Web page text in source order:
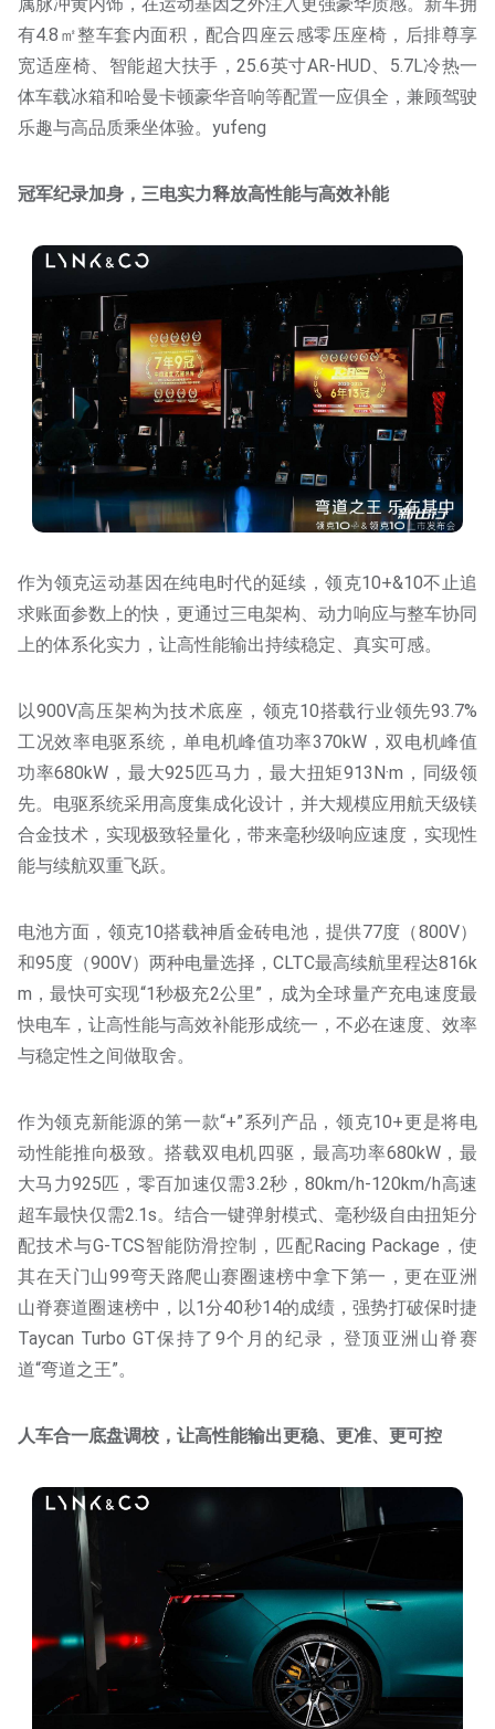
属脉冲黄内饰，在运动基因之外注入更强豪华质感。新车拥
有4.8㎡整车套内面积，配合四座云感零压座椅，后排尊享
宽适座椅、智能超大扶手，25.6英寸AR-HUD、5.7L冷热一
体车载冰箱和哈曼卡顿豪华音响等配置一应俱全，兼顾驾驶
乐趣与高品质乘坐体验。yufeng
冠军纪录加身，三电实力释放高性能与高效补能
作为领克运动基因在纯电时代的延续，领克10+&10不止追
求账面参数上的快，更通过三电架构、动力响应与整车协同
上的体系化实力，让高性能输出持续稳定、真实可感。
以900V高压架构为技术底座，领克10搭载行业领先93.7%
工况效率电驱系统，单电机峰值功率370kW，双电机峰值
功率680kW，最大925匹马力，最大扭矩913N·m，同级领
先。电驱系统采用高度集成化设计，并大规模应用航天级镁
合金技术，实现极致轻量化，带来毫秒级响应速度，实现性
能与续航双重飞跃。
电池方面，领克10搭载神盾金砖电池，提供77度（800V）
和95度（900V）两种电量选择，CLTC最高续航里程达816k
m，最快可实现“1秒极充2公里”，成为全球量产充电速度最
快电车，让高性能与高效补能形成统一，不必在速度、效率
与稳定性之间做取舍。
作为领克新能源的第一款“+”系列产品，领克10+更是将电
动性能推向极致。搭载双电机四驱，最高功率680kW，最
大马力925匹，零百加速仅需3.2秒，80km/h-120km/h高速
超车最快仅需2.1s。结合一键弹射模式、毫秒级自由扭矩分
配技术与G-TCS智能防滑控制，匹配Racing Package，使
其在天门山99弯天路爬山赛圈速榜中拿下第一，更在亚洲
山脊赛道圈速榜中，以1分40秒14的成绩，强势打破保时捷
Taycan Turbo GT保持了9个月的纪录，登顶亚洲山脊赛
道“弯道之王”。
人车合一底盘调校，让高性能输出更稳、更准、更可控